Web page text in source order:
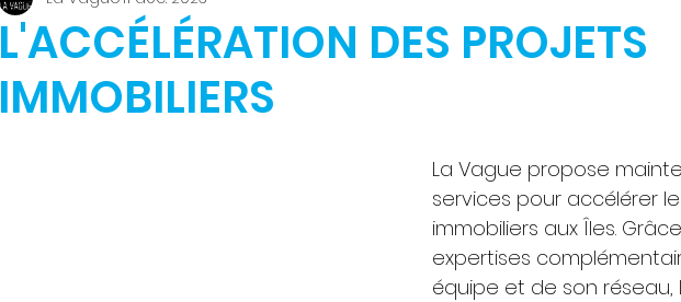
L'ACCÉLÉRATION DES PROJETS
IMMOBILIERS
La Vague propose
services pour accélérer
immobiliers aux Îles.
expertises
équipe et de son réseau,